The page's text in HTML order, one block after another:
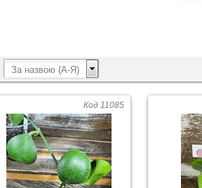
За назвою (А-Я)
Код 11085